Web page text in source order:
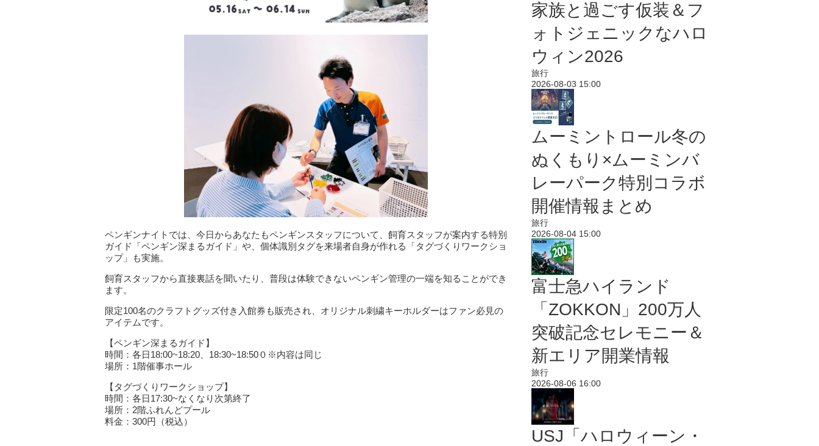
ペンギンナイトでは、今日からあなたもペンギンスタッフについて、飼育スタッフが案内する特別
ガイド「ペンギン深まるガイド」や、個体識別タグを来場者自身が作れる「タグづくりワークショ
ップ」も実施。
飼育スタッフから直接裏話を聞いたり、普段は体験できないペンギン管理の一端を知ることができ
ます。
限定100名のクラフトグッズ付き入館券も販売され、オリジナル刺繍キーホルダーはファン必見の
アイテムです。
【ペンギン深まるガイド】
時間：各日18:00~18:20、18:30~18:50０※内容は同じ
場所：1階催事ホール
【タグづくりワークショップ】
時間：各日17:30~なくなり次第終了
場所：2階ふれんどプール
料金：300円（税込）
家族と過ごす仮装＆フ
ォトジェニックなハロ
ウィン2026
旅行
2026-08-03 15:00
ムーミントロール冬の
ぬくもり×ムーミンバ
レーパーク特別コラボ
開催情報まとめ
旅行
2026-08-04 15:00
富士急ハイランド
「ZOKKON」200万人
突破記念セレモニー＆
新エリア開業情報
旅行
2026-08-06 16:00
USJ「ハロウィーン・